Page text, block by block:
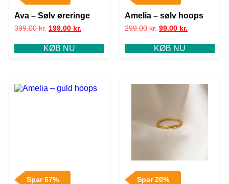
Ava – Sølv øreringe
399.00kr. 199.00 kr.
KØB NU
Amelia – sølv hoops
299.00kr. 99.00 kr.
KØB NU
Spar 67% Spar 20%